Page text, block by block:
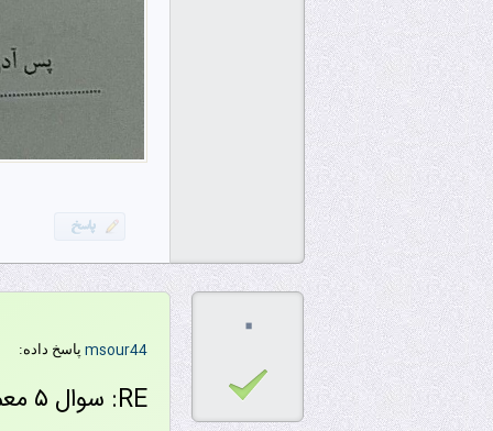
۰
msour44 پاسخ داده:
RE: سوال ۵ معماری کامپیوتر ۹۵